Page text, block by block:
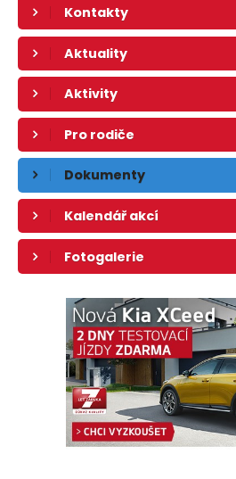
Kontakty
Aktuality
Aktivity
Pro rodiče
Dokumenty
Kalendář akcí
Fotogalerie